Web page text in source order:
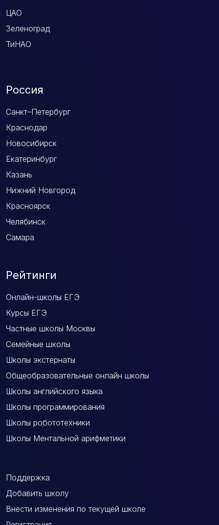
ЦАО
Зеленоград
ТиНАО
Россия
Санкт–Петербург
Краснодар
Новосибирск
Екатеринбург
Казань
Нижний Новгород
Красноярск
Челябинск
Самара
Рейтинги
Онлайн-школы ЕГЭ
Курсы ЕГЭ
Частные школы Москвы
Семейные школы
Школы экстернаты
Общеобразовательные онлайн школы
Школы английского языка
Школы программирования
Школы робототехники
Школы Ментальной арифметики
Поддержка
Добавить школу
Внести изменения по текущей школе